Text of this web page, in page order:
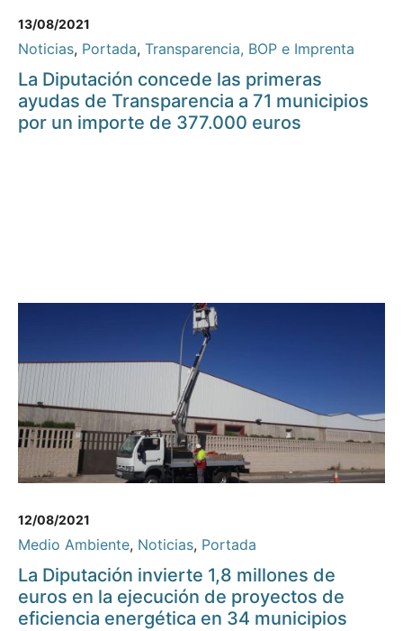
13/08/2021
Noticias, Portada, Transparencia, BOP e Imprenta
La Diputación concede las primeras
ayudas de Transparencia a 71 municipios
por un importe de 377.000 euros
12/08/2021
Medio Ambiente, Noticias, Portada
La Diputación invierte 1,8 millones de
euros en la ejecución de proyectos de
eficiencia energética en 34 municipios